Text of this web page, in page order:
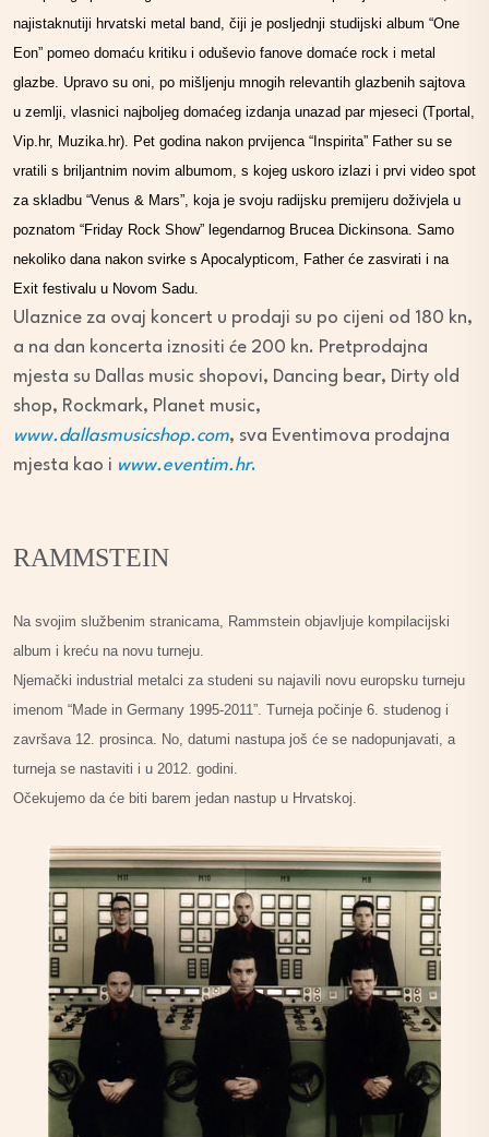
najistaknutiji hrvatski metal band, čiji je posljednji studijski album “One
Eon” pomeo domaću kritiku i oduševio fanove domaće rock i metal
glazbe. Upravo su oni, po mišljenju mnogih relevantih glazbenih sajtova
u zemlji, vlasnici najboljeg domaćeg izdanja unazad par mjeseci (Tportal,
Vip.hr, Muzika.hr). Pet godina nakon prvijenca “Inspirita” Father su se
vratili s briljantnim novim albumom, s kojeg uskoro izlazi i prvi video spot
za skladbu “Venus & Mars”, koja je svoju radijsku premijeru doživjela u
poznatom “Friday Rock Show” legendarnog Brucea Dickinsona. Samo
nekoliko dana nakon svirke s Apocalypticom, Father će zasvirati i na
Exit festivalu u Novom Sadu.
Ulaznice za ovaj koncert u prodaji su po cijeni od 180 kn,
a na dan koncerta iznositi će 200 kn. Pretprodajna
mjesta su Dallas music shopovi, Dancing bear, Dirty old
shop, Rockmark, Planet music,
www.dallasmusicshop.com, sva Eventimova prodajna
mjesta kao i www.eventim.hr.
RAMMSTEIN
Na svojim službenim stranicama, Rammstein objavljuje kompilacijski
album i kreću na novu turneju.
Njemački industrial metalci za studeni su najavili novu europsku turneju
imenom “Made in Germany 1995-2011”. Turneja počinje 6. studenog i
završava 12. prosinca. No, datumi nastupa još će se nadopunjavati, a
turneja se nastaviti i u 2012. godini.
Očekujemo da će biti barem jedan nastup u Hrvatskoj.